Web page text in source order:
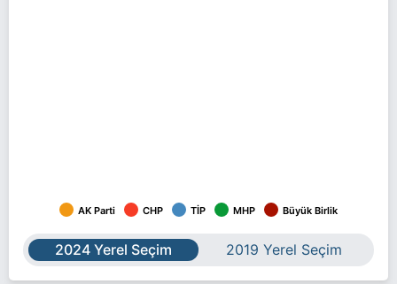
AK Parti CHP TİP MHP Büyük Birlik
2024 Yerel Seçim 2019 Yerel Seçim